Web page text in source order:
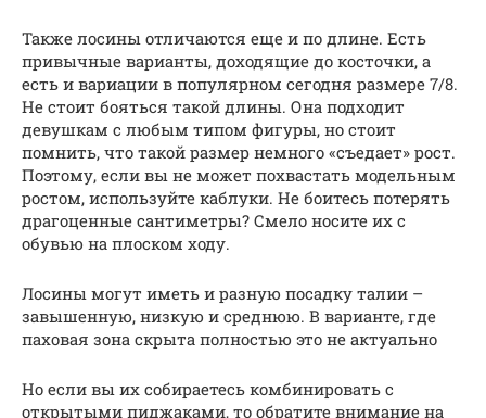
Также лосины отличаются еще и по длине. Есть
привычные варианты, доходящие до косточки, а
есть и вариации в популярном сегодня размере 7/8.
Не стоит бояться такой длины. Она подходит
девушкам с любым типом фигуры, но стоит
помнить, что такой размер немного «съедает» рост.
Поэтому, если вы не может похвастать модельным
ростом, используйте каблуки. Не боитесь потерять
драгоценные сантиметры? Смело носите их с
обувью на плоском ходу.
Лосины могут иметь и разную посадку талии –
завышенную, низкую и среднюю. В варианте, где
паховая зона скрыта полностью это не актуально
Но если вы их собираетесь комбинировать с
открытыми пиджаками, то обратите внимание на